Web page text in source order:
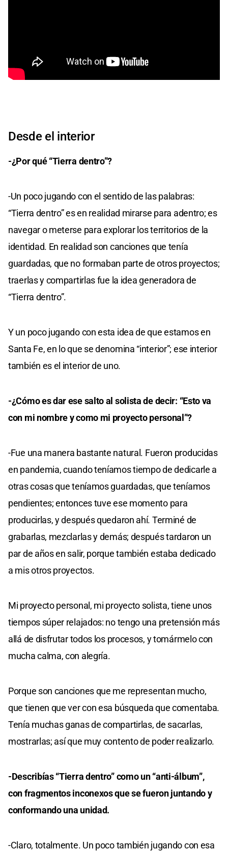
Desde el interior
-¿Por qué “Tierra dentro”?
-Un poco jugando con el sentido de las palabras:
“Tierra dentro” es en realidad mirarse para adentro; es
navegar o meterse para explorar los territorios de la
identidad. En realidad son canciones que tenía
guardadas, que no formaban parte de otros proyectos;
traerlas y compartirlas fue la idea generadora de
“Tierra dentro”.
Y un poco jugando con esta idea de que estamos en
Santa Fe, en lo que se denomina “interior”; ese interior
también es el interior de uno.
-¿Cómo es dar ese salto al solista de decir: “Esto va
con mi nombre y como mi proyecto personal”?
-Fue una manera bastante natural. Fueron producidas
en pandemia, cuando teníamos tiempo de dedicarle a
otras cosas que teníamos guardadas, que teníamos
pendientes; entonces tuve ese momento para
producirlas, y después quedaron ahí. Terminé de
grabarlas, mezclarlas y demás; después tardaron un
par de años en salir, porque también estaba dedicado
a mis otros proyectos.
Mi proyecto personal, mi proyecto solista, tiene unos
tiempos súper relajados: no tengo una pretensión más
allá de disfrutar todos los procesos, y tomármelo con
mucha calma, con alegría.
Porque son canciones que me representan mucho,
que tienen que ver con esa búsqueda que comentaba.
Tenía muchas ganas de compartirlas, de sacarlas,
mostrarlas; así que muy contento de poder realizarlo.
-Describías “Tierra dentro” como un “anti-álbum”,
con fragmentos inconexos que se fueron juntando y
conformando una unidad.
-Claro, totalmente. Un poco también jugando con esa